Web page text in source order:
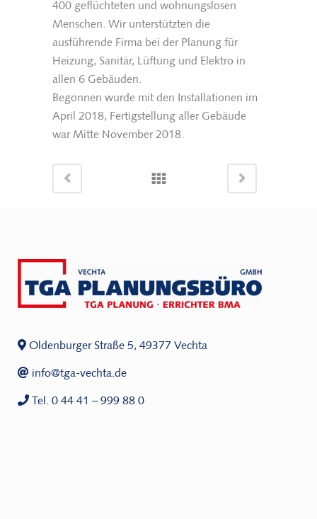
400 geflüchteten und wohnungslosen
Menschen. Wir unterstützten die
ausführende Firma bei der Planung für
Heizung, Sanitär, Lüftung und Elektro in
allen 6 Gebäuden.
Begonnen wurde mit den Installationen im
April 2018, Fertigstellung aller Gebäude
war Mitte November 2018.
Oldenburger Straße 5, 49377 Vechta
info@tga-vechta.de
Tel. 0 44 41 – 999 88 0